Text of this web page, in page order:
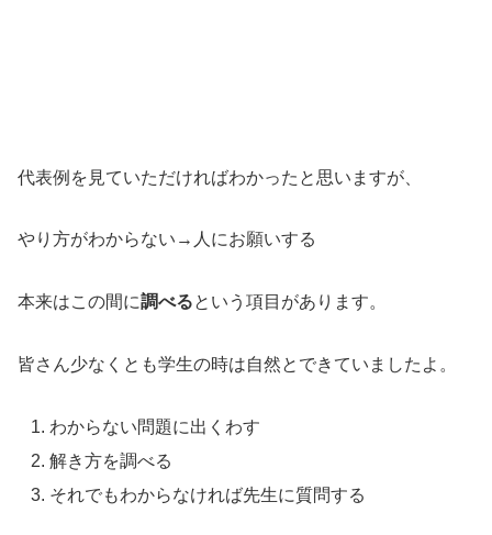
代表例を見ていただければわかったと思いますが、
やり方がわからない→人にお願いする
本来はこの間に調べるという項目があります。
皆さん少なくとも学生の時は自然とできていましたよ。
わからない問題に出くわす
解き方を調べる
それでもわからなければ先生に質問する